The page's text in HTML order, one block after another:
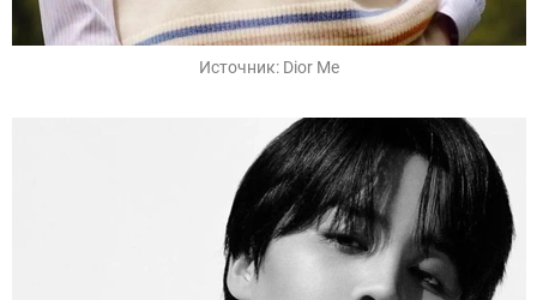
Источник: Dior Me